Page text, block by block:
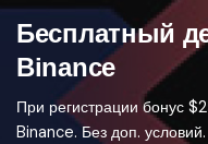
Бесплатный
Binance
При регистрации бонус
Binance. Без доп. условий.